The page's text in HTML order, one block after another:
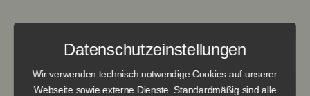
Datenschutzeinstellungen
Wir verwenden technisch notwendige Cookies auf unserer
Webseite sowie externe Dienste. Standardmäßig sind alle